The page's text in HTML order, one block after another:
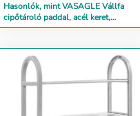
Hasonlók, mint VASAGLE Vállfa
cipőtároló paddal, acél keret,
32x70x177cm, ipari,...